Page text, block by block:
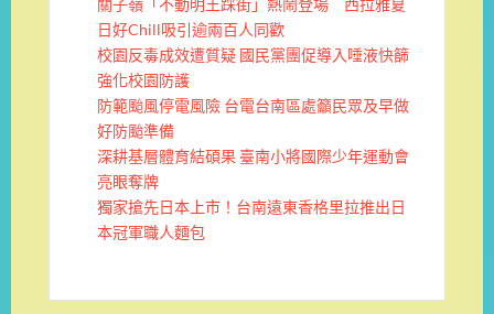
關子嶺「不動明王踩街」熱鬧登場 西拉雅夏
日好Chill吸引逾兩百人同歡
校園反毒成效遭質疑 國民黨團促導入唾液快篩
強化校園防護
防範颱風停電風險 台電台南區處籲民眾及早做
好防颱準備
深耕基層體育結碩果 臺南小將國際少年運動會
亮眼奪牌
獨家搶先日本上市！台南遠東香格里拉推出日
本冠軍職人麵包